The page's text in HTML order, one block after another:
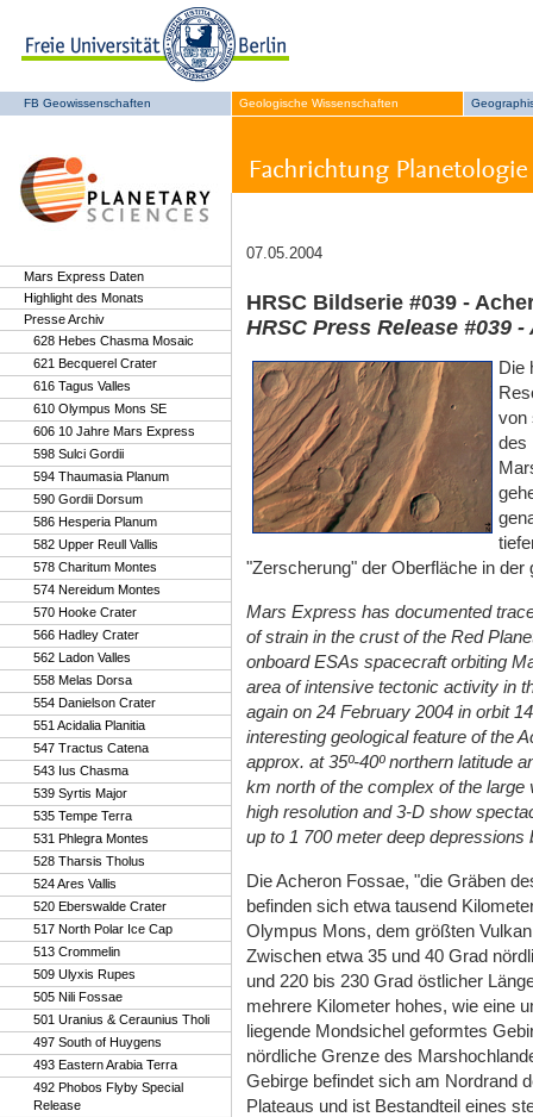
FB Geowissenschaften Geologische Wissenschaften
Mars Express Daten
Highlight des Monats
Presse Archiv
628 Hebes Chasma Mosaic
621 Becquerel Crater
616 Tagus Valles
610 Olympus Mons SE
606 10 Jahre Mars Express
598 Sulci Gordii
594 Thaumasia Planum
590 Gordii Dorsum
586 Hesperia Planum
582 Upper Reull Vallis
578 Charitum Montes
574 Nereidum Montes
570 Hooke Crater
566 Hadley Crater
562 Ladon Valles
558 Melas Dorsa
554 Danielson Crater
551 Acidalia Planitia
547 Tractus Catena
543 Ius Chasma
539 Syrtis Major
535 Tempe Terra
531 Phlegra Montes
528 Tharsis Tholus
524 Ares Vallis
520 Eberswalde Crater
517 North Polar Ice Cap
513 Crommelin
509 Ulyxis Rupes
505 Nili Fossae
501 Uranius & Ceraunius Tholi
497 South of Huygens
493 Eastern Arabia Terra
492 Phobos Flyby Special
Release
07.05.2004
HRSC Bildserie #039 -
HRSC Press Release #039
Die
von
des
"Zerscherung" der Oberfläche in
Mars Express has documented
of strain in the crust of the Red
onboard ESAs spacecraft orbiting
area of intensive tectonic activity in
again on 24 February 2004 in orbit
interesting geological feature of the
approx. at 35º-40º northern latitude
km north of the complex of the
high resolution and 3-D show
up to 1 700 meter deep
Die Acheron Fossae, "die Gräben
befinden sich etwa tausend
Olympus Mons, dem größten
Zwischen etwa 35 und 40 Grad
und 220 bis 230 Grad östlicher
mehrere Kilometer hohes, wie eine
liegende Mondsichel geformtes
nördliche Grenze des
Gebirge befindet sich am Nordrand
Plateaus und ist Bestandteil eines